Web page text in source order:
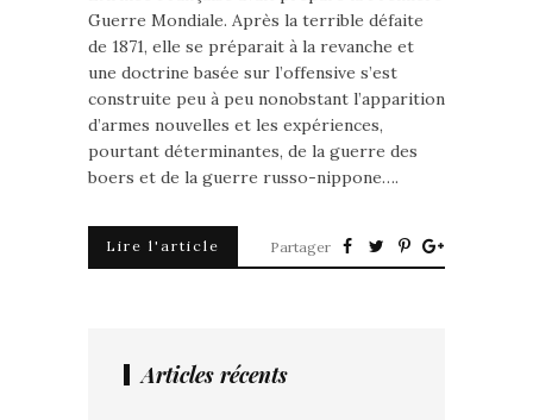
Guerre Mondiale. Après la terrible défaite
de 1871, elle se préparait à la revanche et
une doctrine basée sur l’offensive s’est
construite peu à peu nonobstant l’apparition
d’armes nouvelles et les expériences,
pourtant déterminantes, de la guerre des
boers et de la guerre russo-nippone….
Lire l'article Partager
Articles récents